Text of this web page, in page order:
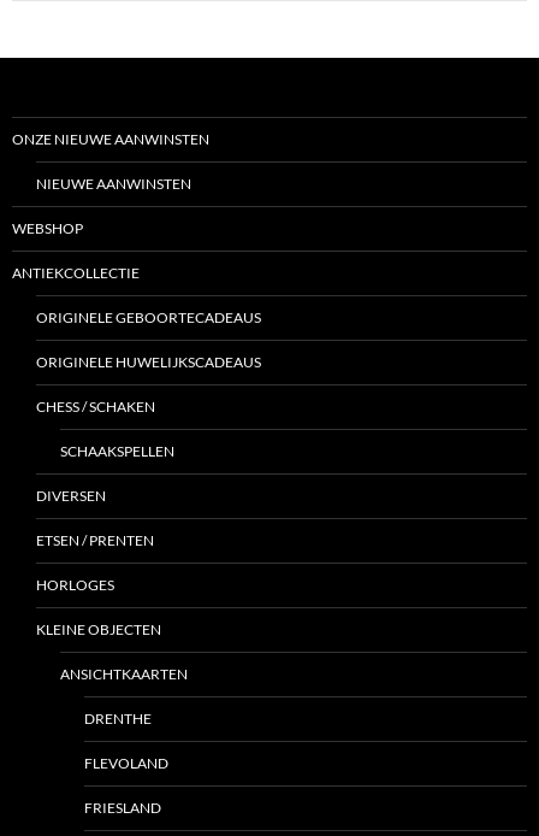
ONZE NIEUWE AANWINSTEN
NIEUWE AANWINSTEN
WEBSHOP
ANTIEKCOLLECTIE
ORIGINELE GEBOORTECADEAUS
ORIGINELE HUWELIJKSCADEAUS
CHESS / SCHAKEN
SCHAAKSPELLEN
DIVERSEN
ETSEN / PRENTEN
HORLOGES
KLEINE OBJECTEN
ANSICHTKAARTEN
DRENTHE
FLEVOLAND
FRIESLAND